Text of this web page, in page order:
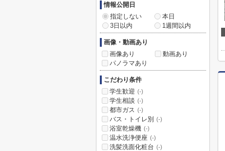
情報公開日
指定しない
本日
3日以内
1週間以内
画像・動画あり
画像あり
動画あり
パノラマあり
こだわり条件
学生歓迎 (-)
学生相談 (-)
都市ガス (-)
バス・トイレ別 (-)
浴室乾燥機 (-)
温水洗浄便座 (-)
洗髪洗面化粧台 (-)